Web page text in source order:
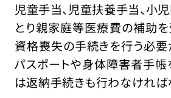
児童手当、児童扶養手当、小
とり親家庭等医療費の補助を
資格喪失の手続きを行う必要
パスポートや身体障害者手帳
は返納手続きも行わなければ